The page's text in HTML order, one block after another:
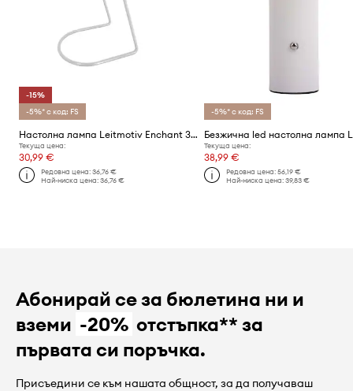
-15%
-5%* с код: FS
Настолна лампа Leitmotiv Enchant 30 cm
Текуща цена:
30,99 €
Редовна цена:36,76 €
Най-ниска цена:36,76 €
-5%* с код: FS
Текуща цена:
38,99 €
Редовна цена: 56,19 €
Най-ниска цена: 39,83 €
Абонирай се за бюлетина ни и
вземи -20% отстъпка** за
първата си поръчка.
Присъедини се към нашата общност, за да получаваш